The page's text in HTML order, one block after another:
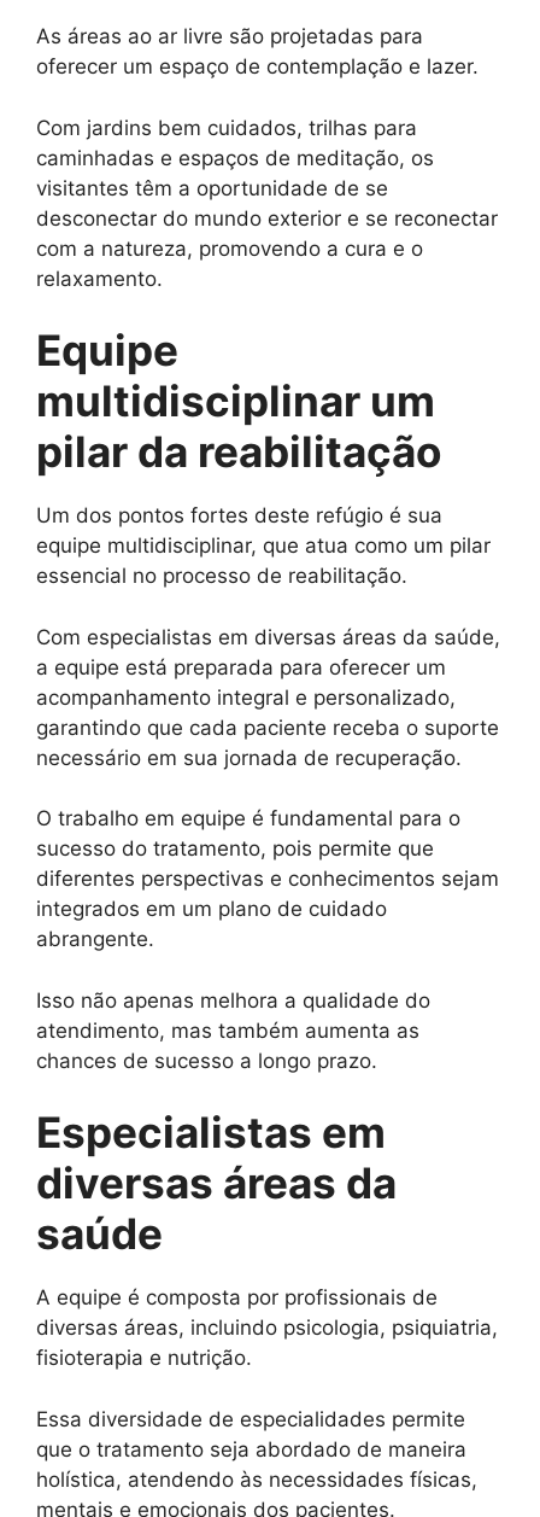
As áreas ao ar livre são projetadas para
oferecer um espaço de contemplação e lazer.
Com jardins bem cuidados, trilhas para
caminhadas e espaços de meditação, os
visitantes têm a oportunidade de se
desconectar do mundo exterior e se reconectar
com a natureza, promovendo a cura e o
relaxamento.
Equipe
multidisciplinar um
pilar da reabilitação
Um dos pontos fortes deste refúgio é sua
equipe multidisciplinar, que atua como um pilar
essencial no processo de reabilitação.
Com especialistas em diversas áreas da saúde,
a equipe está preparada para oferecer um
acompanhamento integral e personalizado,
garantindo que cada paciente receba o suporte
necessário em sua jornada de recuperação.
O trabalho em equipe é fundamental para o
sucesso do tratamento, pois permite que
diferentes perspectivas e conhecimentos sejam
integrados em um plano de cuidado
abrangente.
Isso não apenas melhora a qualidade do
atendimento, mas também aumenta as
chances de sucesso a longo prazo.
Especialistas em
diversas áreas da
saúde
A equipe é composta por profissionais de
diversas áreas, incluindo psicologia, psiquiatria,
fisioterapia e nutrição.
Essa diversidade de especialidades permite
que o tratamento seja abordado de maneira
holística, atendendo às necessidades físicas,
mentais e emocionais dos pacientes.